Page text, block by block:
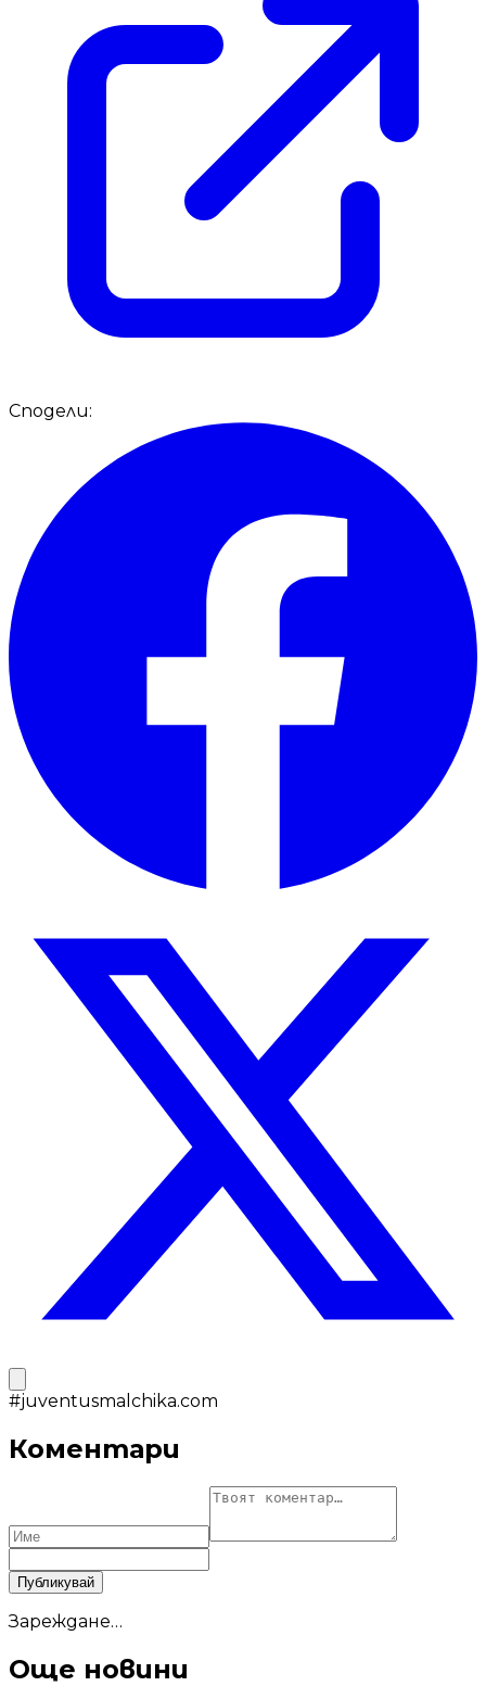
Сподели:
#juventusmalchika.com
Коментари
Публикувай
Зареждане…
Още новини